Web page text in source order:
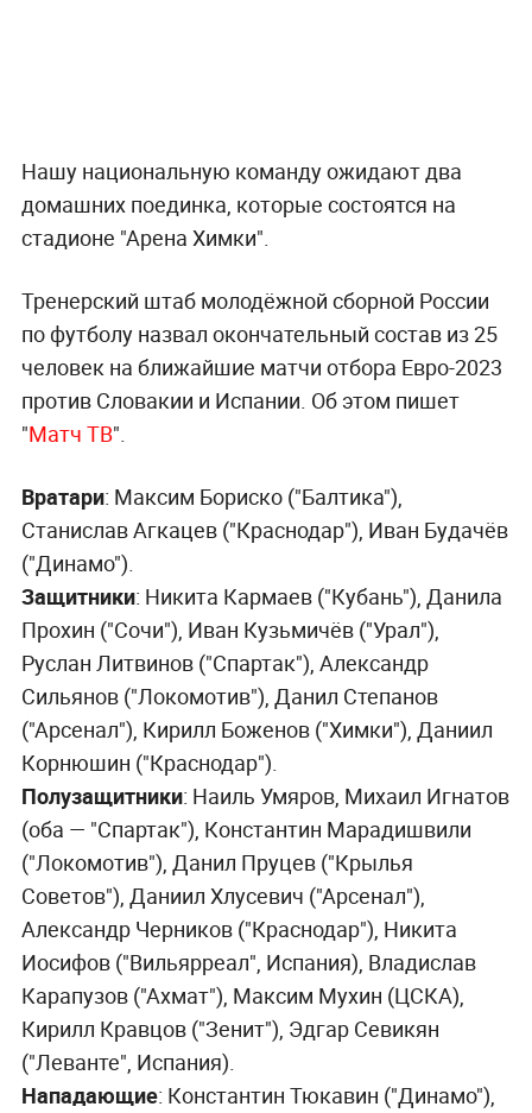
Нашу национальную команду ожидают два
домашних поединка, которые состоятся на
стадионе "Арена Химки".
Тренерский штаб молодёжной сборной России
по футболу назвал окончательный состав из 25
человек на ближайшие матчи отбора Евро-2023
против Словакии и Испании. Об этом пишет
"Матч ТВ".
Вратари: Максим Бориско ("Балтика"),
Станислав Агкацев ("Краснодар"), Иван Будачёв
("Динамо").
Защитники: Никита Кармаев ("Кубань"), Данила
Прохин ("Сочи"), Иван Кузьмичёв ("Урал"),
Руслан Литвинов ("Спартак"), Александр
Сильянов ("Локомотив"), Данил Степанов
("Арсенал"), Кирилл Боженов ("Химки"), Даниил
Корнюшин ("Краснодар").
Полузащитники: Наиль Умяров, Михаил Игнатов
(оба — "Спартак"), Константин Марадишвили
("Локомотив"), Данил Пруцев ("Крылья
Советов"), Даниил Хлусевич ("Арсенал"),
Александр Черников ("Краснодар"), Никита
Иосифов ("Вильярреал", Испания), Владислав
Карапузов ("Ахмат"), Максим Мухин (ЦСКА),
Кирилл Кравцов ("Зенит"), Эдгар Севикян
("Леванте", Испания).
Нападающие: Константин Тюкавин ("Динамо"),